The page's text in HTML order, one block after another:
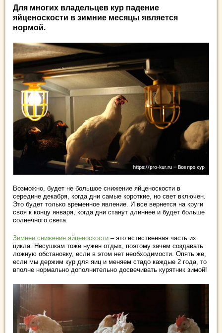
Для многих владельцев кур падение
яйценоскости в зимние месяцы является
нормой.
Возможно, будет не большое снижение яйценоскости в
середине декабря, когда дни самые короткие, но свет включен.
Это будет только временное явление. И все вернется на круги
своя к концу января, когда дни станут длиннее и будет больше
солнечного света.
Зимнее снижение яйценоскости – это естественная часть их
цикла. Несушкам тоже нужен отдых, поэтому зачем создавать
ложную обстановку, если в этом нет необходимости. Опять же,
если мы держим кур для яиц и меняем стадо каждые 2 года, то
вполне нормально дополнительно досвечивать курятник зимой!